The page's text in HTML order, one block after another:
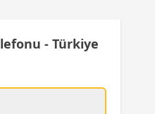
- Türkiye